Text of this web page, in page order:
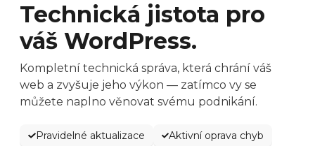
Technická jistota pro
váš WordPress.
Kompletní technická správa, která chrání váš
web a zvyšuje jeho výkon — zatímco vy se
můžete naplno věnovat svému podnikání.
Pravidelné aktualizace
Aktivní oprava chyb